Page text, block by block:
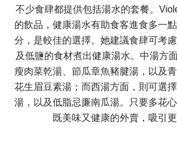
不少食肆都提供包括湯水的套餐。
的飲品，健康湯水有助食客進食多一
分，是較佳的選擇。她建議食肆可考
及低鹽的食材煮出健康湯水。中湯方
瘦肉菜乾湯、節瓜章魚豬腱湯，以及
花生眉豆素湯；而西湯方面，則可選
湯，以及低脂忌廉南瓜湯。只要多花
既美味又健康的外賣，吸引更